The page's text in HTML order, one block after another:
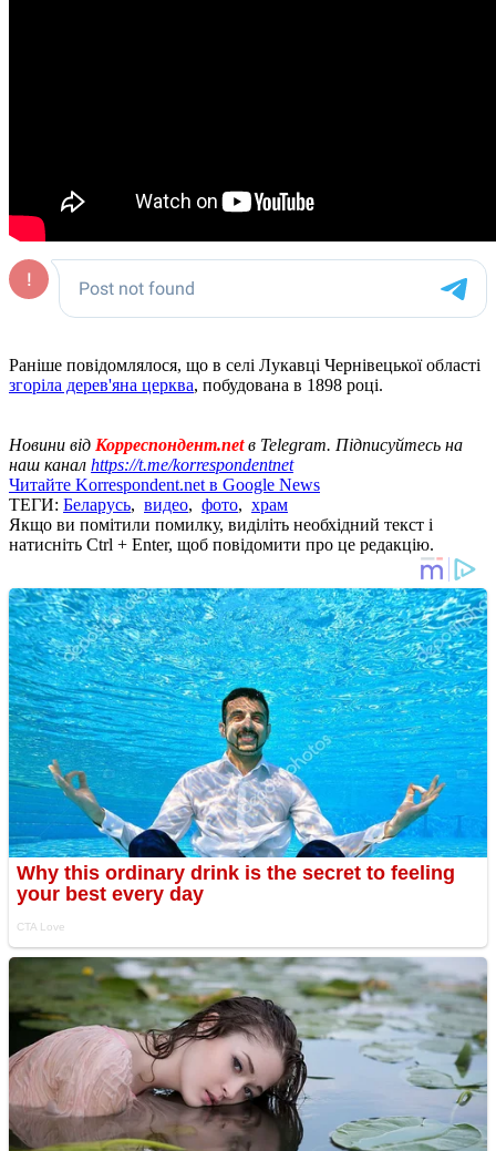
Раніше повідомлялося, що в селі Лукавці Чернівецької області
згоріла дерев'яна церква, побудована в 1898 році.
Новини від Корреспондент.netв Telegram. Підписуйтесь на
наш канал https://t.me/korrespondentnet
Читайте Korrespondent.net в Google News
ТЕГИ: Беларусь, видео, фото, храм
Якщо ви помітили помилку, виділіть необхідний текст і
натисніть Ctrl + Enter, щоб повідомити про це редакцію.